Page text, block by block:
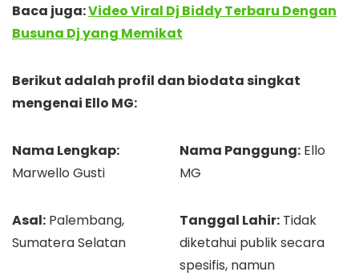
Baca juga:Video Viral Dj Biddy Terbaru Dengan
Busuna Dj yang Memikat
Berikut adalah profil dan biodata singkat
mengenai Ello MG:
Nama Lengkap:
Marwello Gusti
Nama Panggung: Ello
MG
Asal: Palembang,
Sumatera Selatan
Tanggal Lahir: Tidak
diketahui publik secara
spesifis, namun